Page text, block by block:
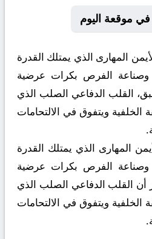
موقعة اليوم
المهارى الذي يمتلك القدرة
وصناعة الفرص بكرات عرضية
القلب الدفاعي الصلب الذي
ويتفوق في الالتحامات
المهارى الذي يمتلك القدرة
وصناعة الفرص بكرات عرضية
أن القلب الدفاعي الصلب الذي
ويتفوق في الالتحامات